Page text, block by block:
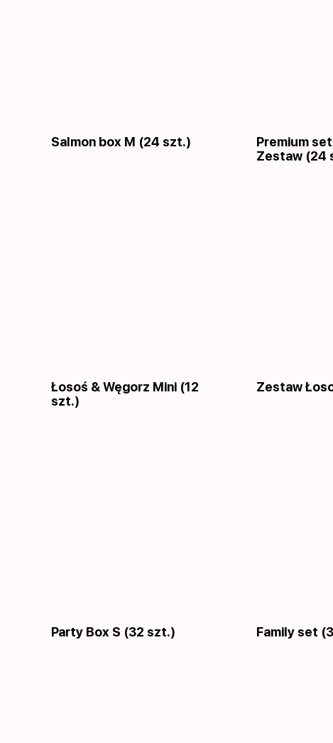
Salmon box M (24 szt.)
Premium
Zestaw (24
Łosoś & Węgorz Mini (12
szt.)
Zestaw
Party Box S (32 szt.) Family set